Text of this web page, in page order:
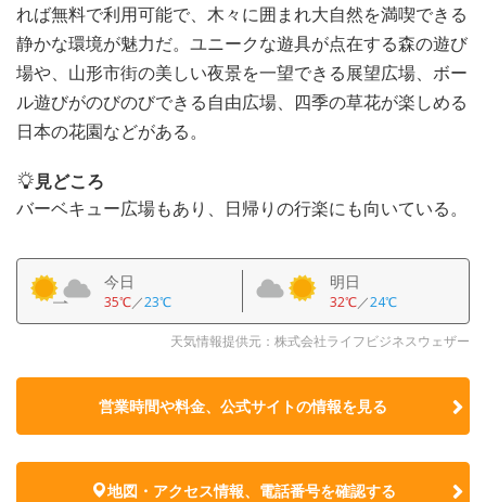
れば無料で利用可能で、木々に囲まれ大自然を満喫できる
静かな環境が魅力だ。ユニークな遊具が点在する森の遊び
場や、山形市街の美しい夜景を一望できる展望広場、ボー
ル遊びがのびのびできる自由広場、四季の草花が楽しめる
日本の花園などがある。
見どころ
バーベキュー広場もあり、日帰りの行楽にも向いている。
今日
35℃／23℃
明日
32℃／24℃
天気情報提供元：株式会社ライフビジネスウェザー
営業時間や料金、公式サイトの情報を見る
地図・アクセス情報、電話番号を確認する